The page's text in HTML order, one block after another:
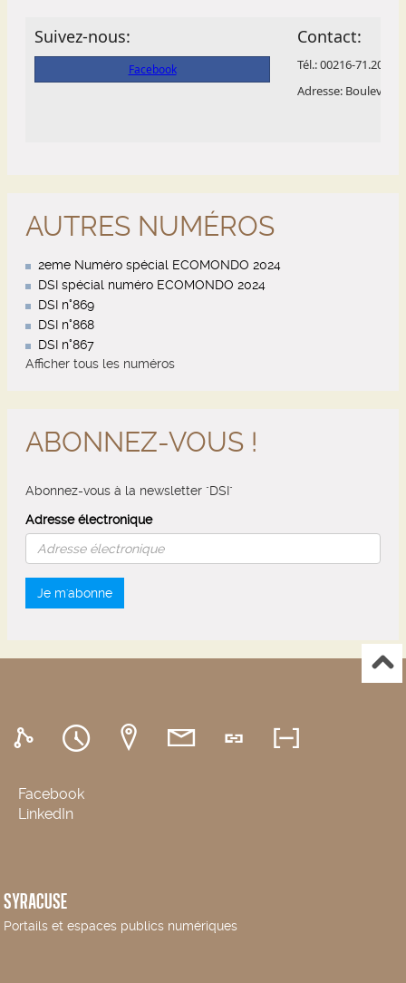
AUTRES NUMÉROS
2eme Numéro spécial ECOMONDO 2024
DSI spécial numéro ECOMONDO 2024
DSI n°869
DSI n°868
DSI n°867
Afficher tous les numéros
ABONNEZ-VOUS !
Abonnez-vous à la newsletter "DSI"
Adresse électronique
Je m'abonne
Facebook
LinkedIn
SYRACUSE
Portails et espaces publics numériques